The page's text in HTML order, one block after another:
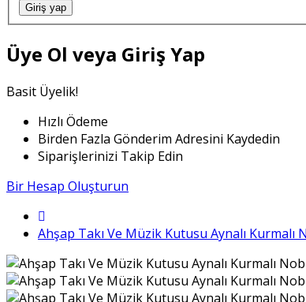
Giriş yap
Üye Ol veya Giriş Yap
Basit Üyelik!
Hızlı Ödeme
Birden Fazla Gönderim Adresini Kaydedin
Siparişlerinizi Takip Edin
Bir Hesap Oluşturun
Ahşap Takı Ve Müzik Kutusu Aynalı Kurmalı